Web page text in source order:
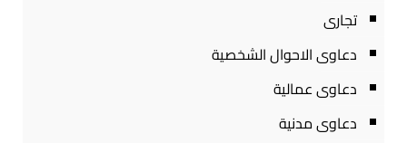
تجارى
دعاوى الاحوال الشخصية
دعاوى عمالية
دعاوى مدنية